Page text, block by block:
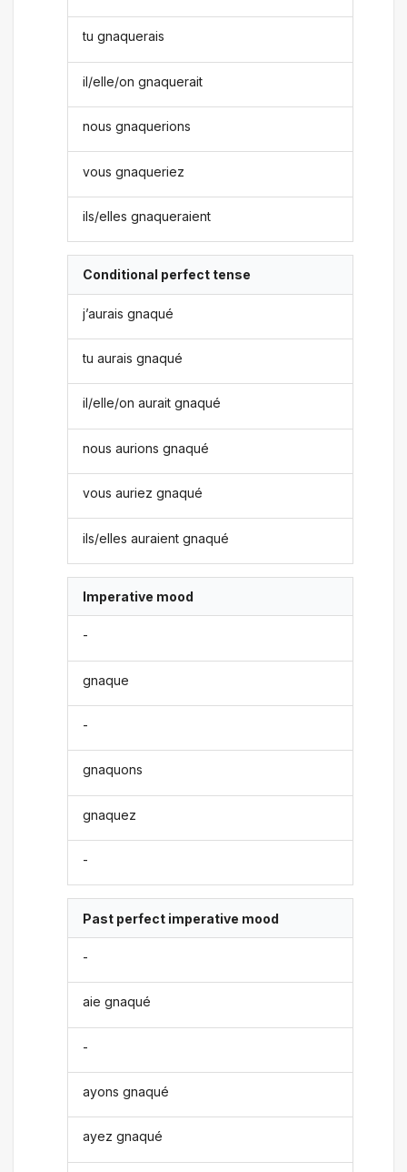
tu gnaquerais
il/elle/on gnaquerait
nous gnaquerions
vous gnaqueriez
ils/elles gnaqueraient
Conditional perfect tense
j’aurais gnaqué
tu aurais gnaqué
il/elle/on aurait gnaqué
nous aurions gnaqué
vous auriez gnaqué
ils/elles auraient gnaqué
Imperative mood
-
gnaque
-
gnaquons
gnaquez
-
Past perfect imperative mood
-
aie gnaqué
-
ayons gnaqué
ayez gnaqué